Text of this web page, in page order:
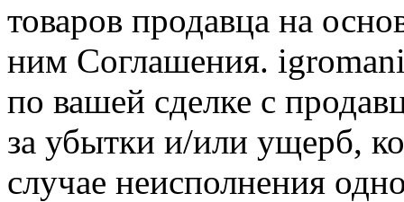
товаров продавца на
ним Соглашения.
по вашей сделке с
за убытки и/или ущерб,
случае неисполнения